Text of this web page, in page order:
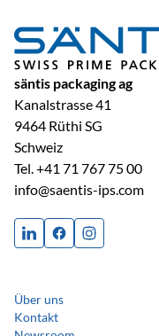
säntis packaging ag
Kanalstrasse 41
9464 Rüthi SG
Schweiz
Tel.+41 71 767 75 00
info@saentis-ips.com
Über uns
Kontakt